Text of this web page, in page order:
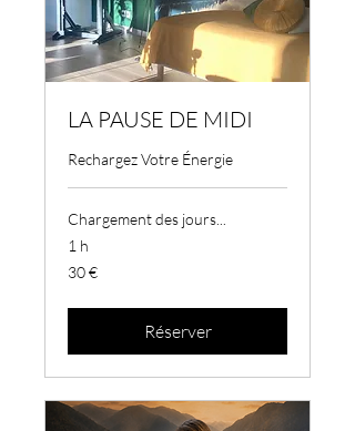
LA PAUSE DE MIDI
Rechargez Votre Énergie
Chargement des jours...
1 h
30
euros
30 €
Réserver